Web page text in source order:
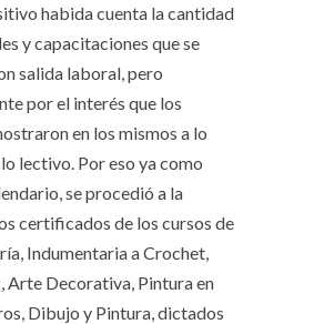
habida cuenta la cantidad
y capacitaciones que se
salida laboral, pero
por el interés que los
en los mismos a lo
lectivo. Por eso ya como
se procedió a la
certificados de los cursos de
Indumentaria a Crochet,
Arte Decorativa, Pintura en
Dibujo y Pintura, dictados